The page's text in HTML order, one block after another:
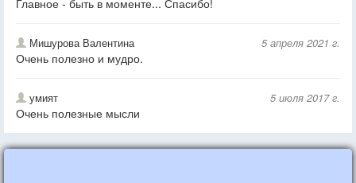
Главное - быть в моменте... Спасибо!
Мишурова Валентина 5 апреля 2021 г.
Очень полезно и мудро.
умият 5 июля 2017 г.
Очень полезные мысли